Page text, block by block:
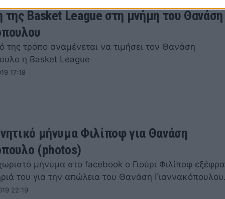
της Basket League στη μνήμη του Θανάση
της τρόπο αναμένεται να τιμήσει τον Θανάση
η Basket League
17:18
μήνυμα Φιλίποφ για Θανάση
(photos)
μήνυμα στο facebook ο Γιούρι Φιλίποφ
του για την απώλεια του Θανάση Γιαννακόπουλου.
22:19